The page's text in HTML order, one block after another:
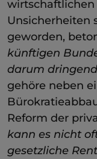
Unsicherheiten
geworden,
künftigen
darum
gehöre neben
Reform der
kann es nicht
gesetzliche